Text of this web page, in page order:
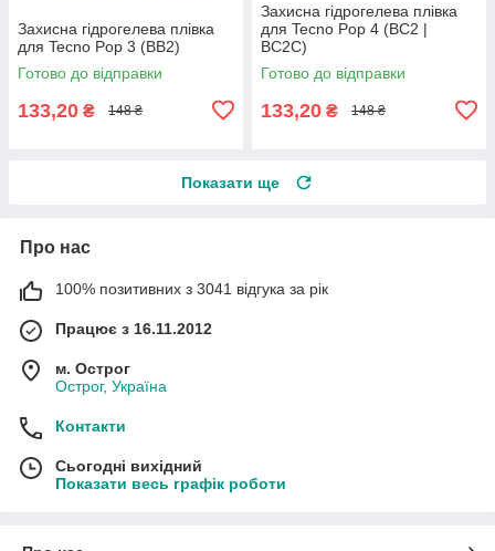
Захисна гідрогелева плівка
для Tecno Pop 3 (BB2)
Готово до відправки
133,20 ₴ 148 ₴
Захисна гідрогелева плівка
для Tecno Pop 4 (BC2 |
BC2C)
Готово до відправки
133,20 ₴ 148 ₴
Показати ще
Про нас
100% позитивних з 3041 відгука за рік
Працює з 16.11.2012
м. Острог
Острог, Україна
Контакти
Сьогодні вихідний
Показати весь графік роботи